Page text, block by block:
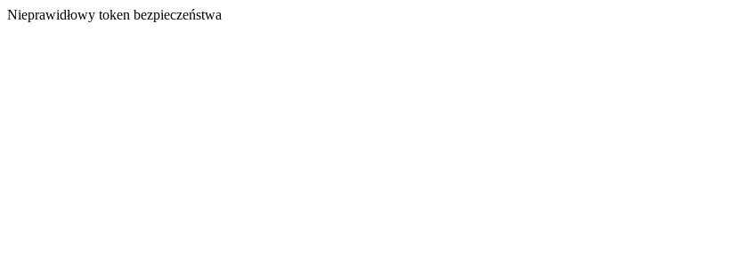
Nieprawidłowy token bezpieczeństwa